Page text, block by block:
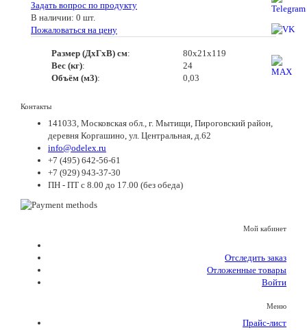
Задать вопрос по продукту
В наличии: 0 шт.
Пожаловаться на цену
Размер (ДхГхВ) см:
80х21х119
Вес (кг):
24
Объём (м3): 0,03
Контакты
141033, Московская обл., г. Мытищи, Пироговский район,
деревня Коргашино, ул. Центральная, д.62
info@odelex.ru
+7 (495) 642-56-61
+7 (929) 943-37-30
ПН - ПТ с 8.00 до 17.00 (без обеда)
Мой кабинет
Отследить заказ
Отложенные товары
Войти
Меню
Прайс-лист